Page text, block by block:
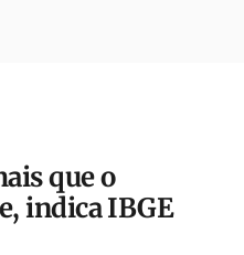
que o
indica IBGE